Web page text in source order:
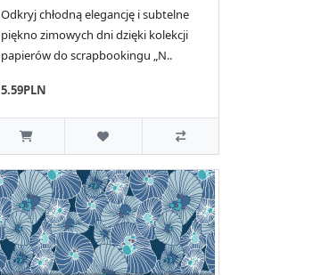
Odkryj chłodną elegancję i subtelne
piękno zimowych dni dzięki kolekcji
papierów do scrapbookingu „N..
5.59PLN